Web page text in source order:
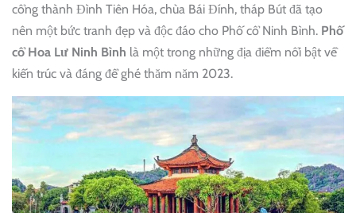
cổng thành Đình Tiên Hóa, chùa Bái Đính, tháp Bút đã tạo
nên một bức tranh đẹp và độc đáo cho Phố cổ Ninh Bình. Phố
cổ Hoa Lư Ninh Bình là một trong những địa điểm nổi bật về
kiến trúc và đáng để ghé thăm năm 2023.